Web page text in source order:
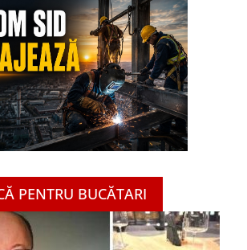
PENTRU BUCĂTARI